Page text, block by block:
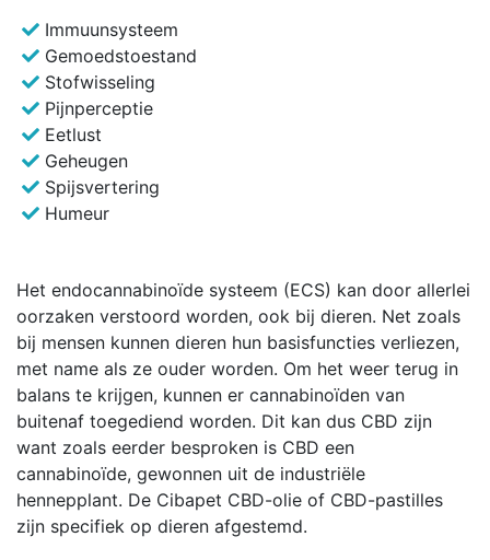
Immuunsysteem
Gemoedstoestand
Stofwisseling
Pijnperceptie
Eetlust
Geheugen
Spijsvertering
Humeur
Het endocannabinoïde systeem (ECS) kan door allerlei
oorzaken verstoord worden, ook bij dieren. Net zoals
bij mensen kunnen dieren hun basisfuncties verliezen,
met name als ze ouder worden. Om het weer terug in
balans te krijgen, kunnen er cannabinoïden van
buitenaf toegediend worden. Dit kan dus CBD zijn
want zoals eerder besproken is CBD een
cannabinoïde, gewonnen uit de industriële
hennepplant. De Cibapet CBD-olie of CBD-pastilles
zijn specifiek op dieren afgestemd.